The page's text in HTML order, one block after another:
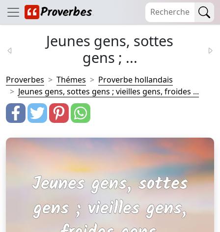
Jeunes gens, sottes
gens ; ...
Proverbes Thémes
Proverbe hollandais
Jeunes gens, sottes gens ; vieilles gens, froides ...